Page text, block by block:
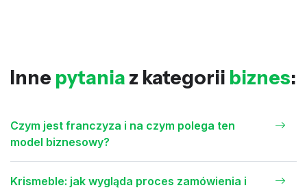
Inne pytania z kategorii biznes:
Czym jest franczyza i na czym polega ten
model biznesowy?
Krismeble: jak wygląda proces zamówienia i